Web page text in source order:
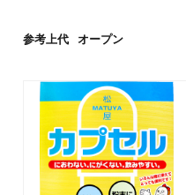
参考上代 オープン